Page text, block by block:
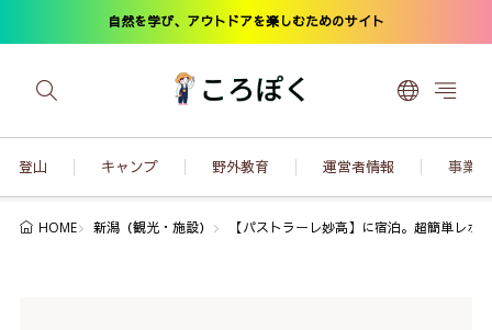
自然を学び、アウトドアを楽しむためのサイト
登山 キャンプ 野外教育 運営者情報 事業
HOME 新潟（観光・施設） 【パストラーレ妙高】に宿泊。超簡単レ